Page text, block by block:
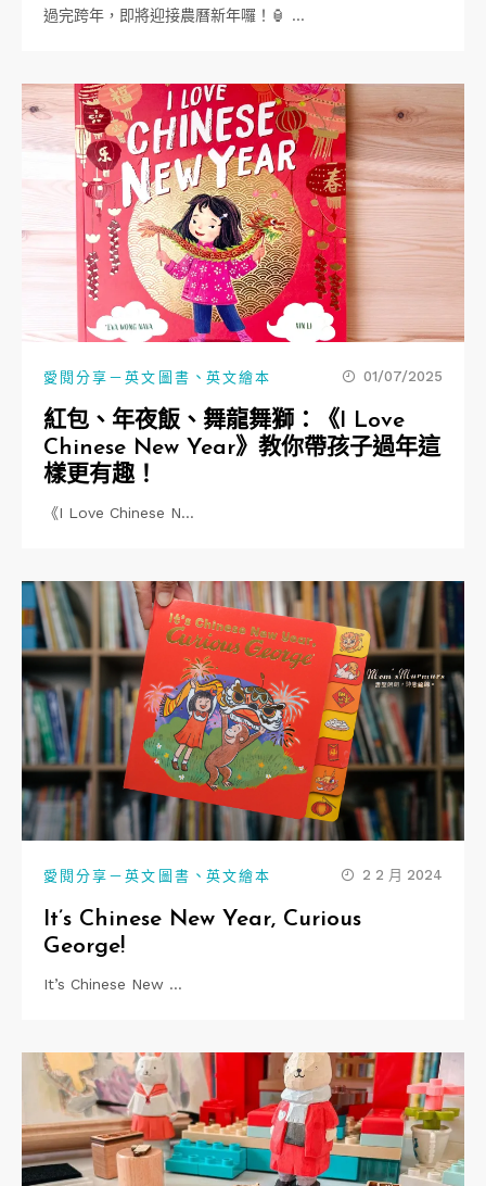
過完跨年，即將迎接農曆新年囉！🏮 …
愛閱分享－英文圖書 、 英文繪本 01/07/2025
紅包、年夜飯、舞龍舞獅：《I Love
Chinese New Year》教你帶孩子過年這
樣更有趣！
《I Love Chinese N…
愛閱分享－英文圖書 、 英文繪本 2 2 月 2024
It’s Chinese New Year, Curious
George!
It’s Chinese New …